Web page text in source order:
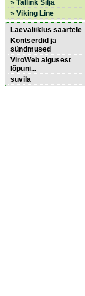
» Tallink Silja
» Viking Line
Laevaliiklus saartele
Kontserdid ja
sündmused
ViroWeb algusest
lõpuni...
suvila